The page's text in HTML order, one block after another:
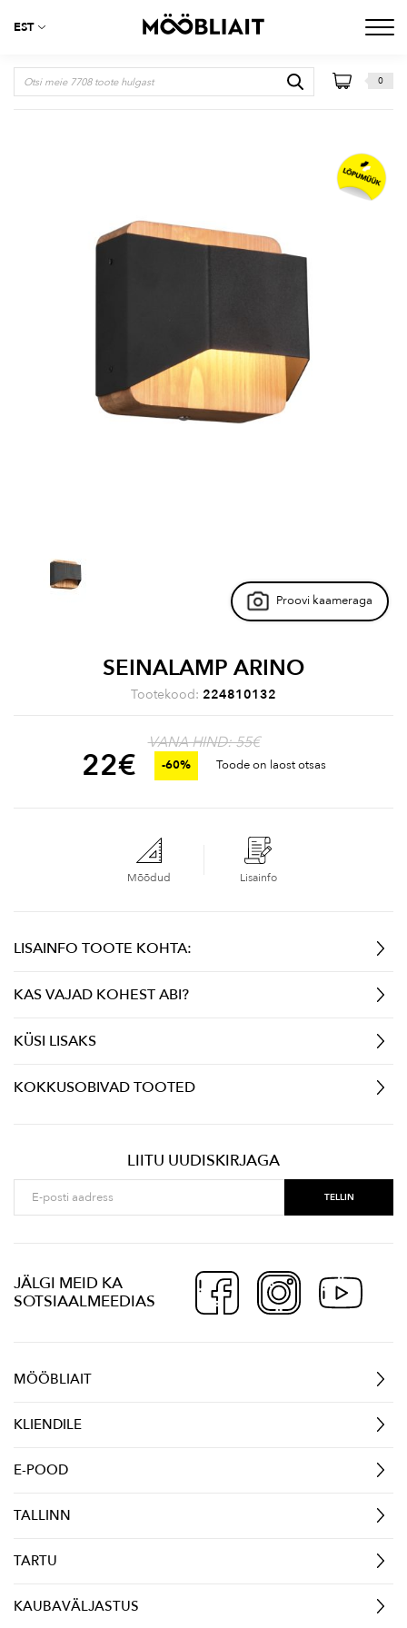
EST
0
Proovi kaameraga
SEINALAMP ARINO
Tootekood: 224810132
VANA HIND: 55€
22€ -60% Toode on laost otsas
Mõõdud Lisainfo
LISAINFO TOOTE KOHTA:
KAS VAJAD KOHEST ABI?
KÜSI LISAKS
KOKKUSOBIVAD TOOTED
LIITU UUDISKIRJAGA
JÄLGI MEID KA
SOTSIAALMEEDIAS
MÖÖBLIAIT
KLIENDILE
E-POOD
TALLINN
TARTU
KAUBAVÄLJASTUS